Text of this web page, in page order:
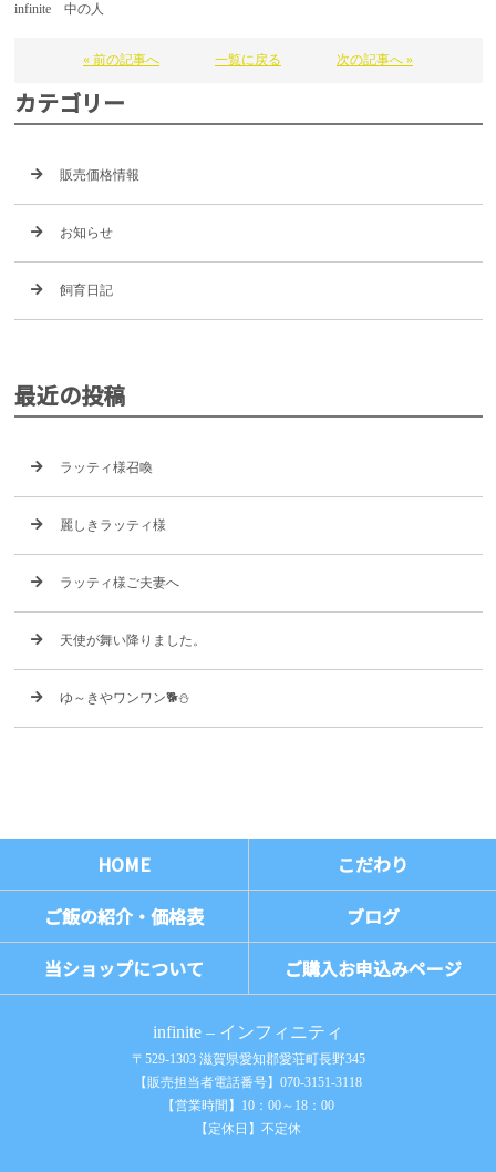
infinite 中の人
« 前の記事へ 一覧に戻る 次の記事へ »
カテゴリー
販売価格情報
お知らせ
飼育日記
最近の投稿
ラッティ様召喚
麗しきラッティ様
ラッティ様ご夫妻へ
天使が舞い降りました。
ゆ～きやワンワン🐕⛄
HOME
こだわり
ご飯の紹介・価格表
ブログ
当ショップについて
ご購入お申込みページ
infinite – インフィニティ
〒529-1303 滋賀県愛知郡愛荘町長野345
【販売担当者電話番号】070-3151-3118
【営業時間】10：00～18：00
【定休日】不定休